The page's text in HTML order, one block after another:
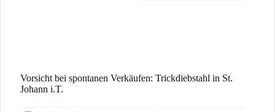
Vorsicht bei spontanen Verkäufen: Trickdiebstahl in St.
Johann i.T.